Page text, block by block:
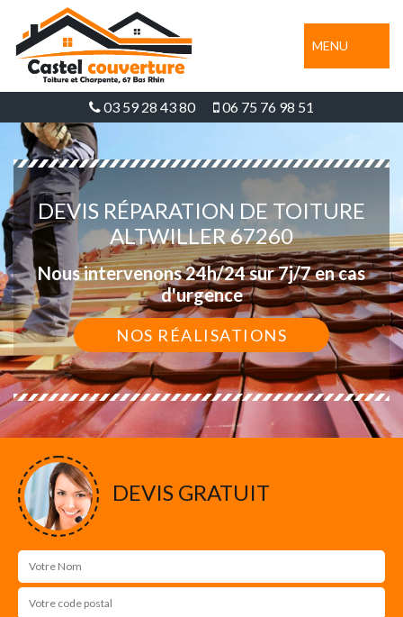
MENU
03 59 28 43 80 06 75 76 98 51
DEVIS RÉPARATION DE TOITURE
ALTWILLER 67260
Nous intervenons 24h/24 sur 7j/7 en cas
d'urgence
NOS RÉALISATIONS
DEVIS GRATUIT